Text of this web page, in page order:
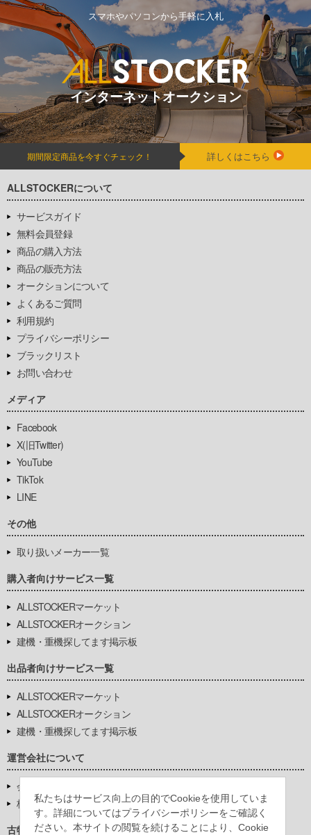
私たちはサービス向上の目的でCookieを使用していま
す。詳細についてはプライバシーポリシーをご確認く
ださい。本サイトの閲覧を続けることにより、Cookie
スマホやパソコンから手軽に入札
インターネットオークション
期間限定商品を今すぐチェック！ 詳しくはこちら
ALLSTOCKERについて
サービスガイド
無料会員登録
商品の購入方法
商品の販売方法
オークションについて
よくあるご質問
利用規約
プライバシーポリシー
ブラックリスト
お問い合わせ
メディア
Facebook
X(旧Twitter)
YouTube
TikTok
LINE
その他
取り扱いメーカー一覧
購入者向けサービス一覧
ALLSTOCKERマーケット
ALLSTOCKERオークション
建機・重機探してます掲示板
出品者向けサービス一覧
ALLSTOCKERマーケット
ALLSTOCKERオークション
建機・重機探してます掲示板
運営会社について
会社基本情報
株式会社豊環境開発
古物営業法に基づく表示